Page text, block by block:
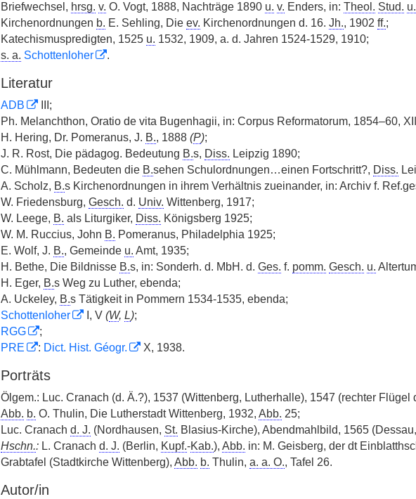
Briefwechsel, hrsg. v. O. Vogt, 1888, Nachträge 1890 u. v. Enders, in: Theol. Stud. u.
Kirchenordnungen b. E. Sehling, Die ev. Kirchenordnungen d. 16. Jh., 1902 ff.;
Katechismuspredigten, 1525 u. 1532, 1909, a. d. Jahren 1524-1529, 1910;
s. a. Schottenloher .
Literatur
ADB
III;
Ph. Melanchthon, Oratio de vita Bugenhagii, in: Corpus Reformatorum, 1854–60,
H. Hering, Dr. Pomeranus, J. B., 1888 (P);
J. R. Rost, Die pädagog. Bedeutung B.s, Diss. Leipzig 1890;
C. Mühlmann, Bedeuten die B.sehen Schulordnungen…einen Fortschritt?, Diss.
A. Scholz, B.s Kirchenordnungen in ihrem Verhältnis zueinander, in: Archiv f.
W. Friedensburg, Gesch. d. Univ. Wittenberg, 1917;
W. Leege, B. als Liturgiker, Diss. Königsberg 1925;
W. M. Ruccius, John B. Pomeranus, Philadelphia 1925;
E. Wolf, J. B., Gemeinde u. Amt, 1935;
H. Bethe, Die Bildnisse B.s, in: Sonderh. d. MbH. d. Ges. f. pomm. Gesch. u.
H. Eger, B.s Weg zu Luther, ebenda;
A. Uckeley, B.s Tätigkeit in Pommern 1534-1535, ebenda;
Schottenloher
I, V (W, L);
RGG
;
PRE
: Dict. Hist. Géogr. X, 1938.
Porträts
Ölgem.: Luc. Cranach (d. Ä.?), 1537 (Wittenberg, Lutherhalle), 1547 (rechter
Abb. b. O. Thulin, Die Lutherstadt Wittenberg, 1932, Abb. 25;
Luc. Cranach d. J. (Nordhausen, St. Blasius-Kirche), Abendmahlbild, 1565
Hschn.:L. Cranach d. J. (Berlin, Kupf.-Kab.), Abb. in: M. Geisberg, der dt
Grabtafel (Stadtkirche Wittenberg), Abb. b. Thulin, a. a. O., Tafel 26.
Autor/in